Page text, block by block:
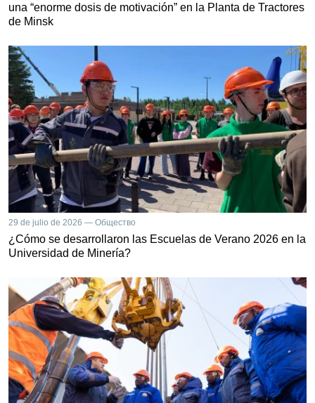
una “enorme dosis de motivación” en la Planta de Tractores
de Minsk
29 de julio de 2026 — Общество
¿Cómo se desarrollaron las Escuelas de Verano 2026 en la
Universidad de Minería?